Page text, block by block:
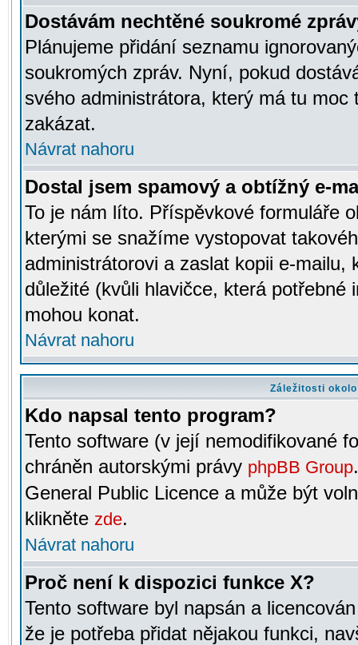
Dostávám nechtěné soukromé
Plánujeme přidání seznamu
soukromých zpráv. Nyní, pokud
svého administrátora, který má tu
zakázat.
Návrat nahoru
Dostal jsem spamový a obtížný e-
To je nám líto. Příspěvkové formuláře
kterými se snažíme vystopovat
administrátorovi a zaslat kopii e-mailu,
důležité (kvůli hlavičce, která potřebné
mohou konat.
Návrat nahoru
Záležitosti
Kdo napsal tento program?
Tento software (v její nemodifikované
chráněn autorskými právy phpBB Group
General Public Licence a může být
klikněte zde.
Návrat nahoru
Proč není k dispozici funkce X?
Tento software byl napsán a
že je potřeba přidat nějakou funkci,